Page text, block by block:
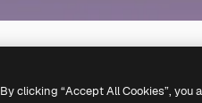
By clicking “Accept All Cookies”,